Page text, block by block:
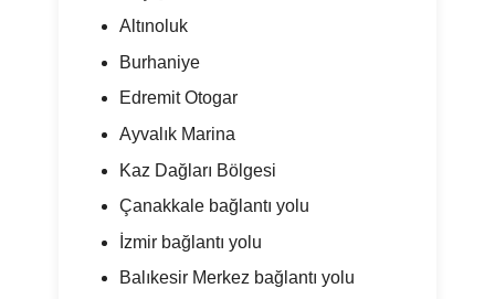
Altınoluk
Burhaniye
Edremit Otogar
Ayvalık Marina
Kaz Dağları Bölgesi
Çanakkale bağlantı yolu
İzmir bağlantı yolu
Balıkesir Merkez bağlantı yolu